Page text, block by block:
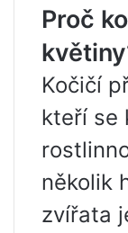
Proč
Kočičí
kteří se
několik
zvířata